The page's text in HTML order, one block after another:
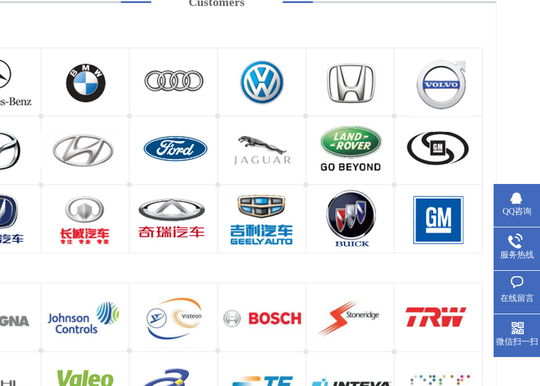
QQ咨询
服务热线
在线留言
微信扫一扫